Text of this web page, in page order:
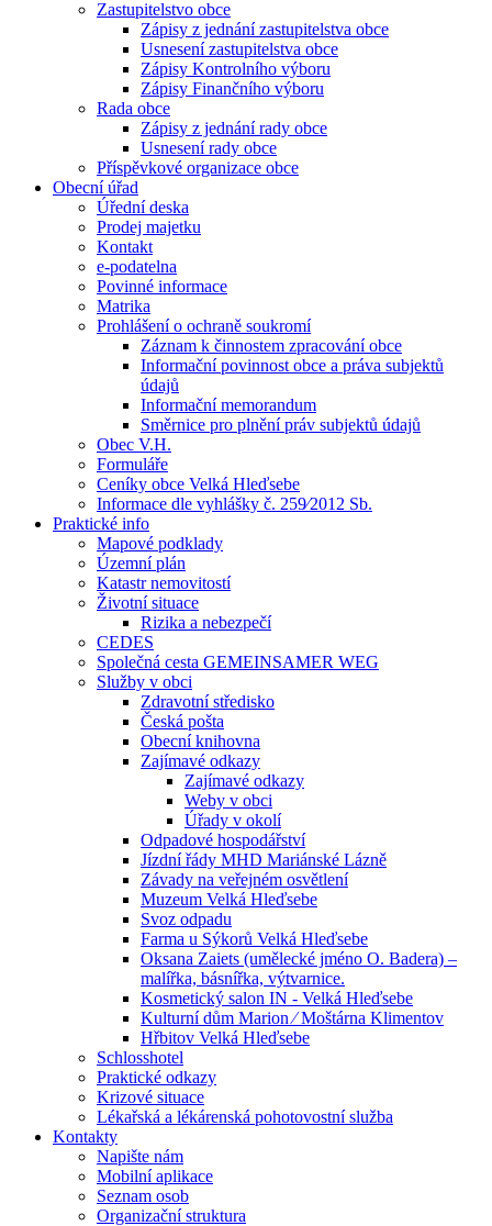
Zastupitelstvo obce
Zápisy z jednání zastupitelstva obce
Usnesení zastupitelstva obce
Zápisy Kontrolního výboru
Zápisy Finančního výboru
Rada obce
Zápisy z jednání rady obce
Usnesení rady obce
Příspěvkové organizace obce
Obecní úřad
Úřední deska
Prodej majetku
Kontakt
e-podatelna
Povinné informace
Matrika
Prohlášení o ochraně soukromí
Záznam k činnostem zpracování obce
Informační povinnost obce a práva subjektů
údajů
Informační memorandum
Směrnice pro plnění práv subjektů údajů
Obec V.H.
Formuláře
Ceníky obce Velká Hleďsebe
Informace dle vyhlášky č. 259⁄2012 Sb.
Praktické info
Mapové podklady
Územní plán
Katastr nemovitostí
Životní situace
Rizika a nebezpečí
CEDES
Společná cesta GEMEINSAMER WEG
Služby v obci
Zdravotní středisko
Česká pošta
Obecní knihovna
Zajímavé odkazy
Zajímavé odkazy
Weby v obci
Úřady v okolí
Odpadové hospodářství
Jízdní řády MHD Mariánské Lázně
Závady na veřejném osvětlení
Muzeum Velká Hleďsebe
Svoz odpadu
Farma u Sýkorů Velká Hleďsebe
Oksana Zaiets (umělecké jméno O. Badera) –
malířka, básnířka, výtvarnice.
Kosmetický salon IN - Velká Hleďsebe
Kulturní dům Marion ⁄ Moštárna Klimentov
Hřbitov Velká Hleďsebe
Schlosshotel
Praktické odkazy
Krizové situace
Lékařská a lékárenská pohotovostní služba
Kontakty
Napište nám
Mobilní aplikace
Seznam osob
Organizační struktura